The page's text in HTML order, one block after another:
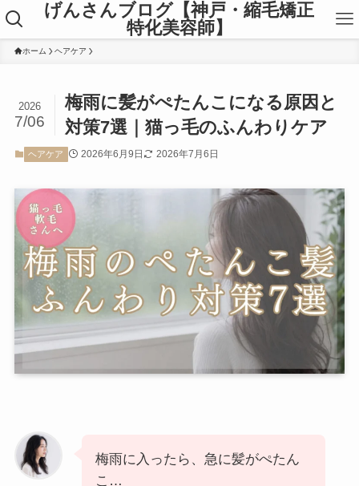
げんさんブログ【神戸・縮毛矯正
特化美容師】
ホーム ヘアケア
梅雨に髪がぺたんこになる原因と
対策7選｜猫っ毛のふんわりケア
2026
7/06
ヘアケア 2026年6月9日 2026年7月6日
梅雨に入ったら、急に髪がぺたん
こ…